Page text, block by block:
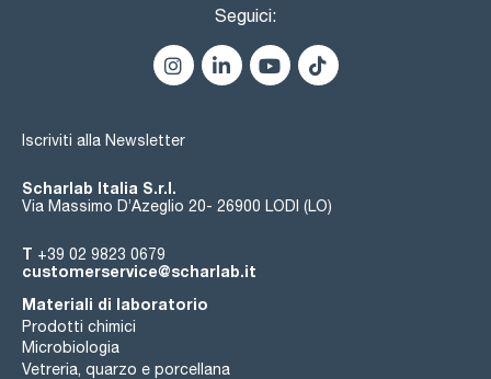
Seguici:
Iscriviti alla Newsletter
Scharlab Italia S.r.l.
Via Massimo D’Azeglio 20- 26900 LODI (LO)
T +39 02 9823 0679
customerservice@scharlab.it
Materiali di laboratorio
Prodotti chimici
Microbiologia
Vetreria, quarzo e porcellana